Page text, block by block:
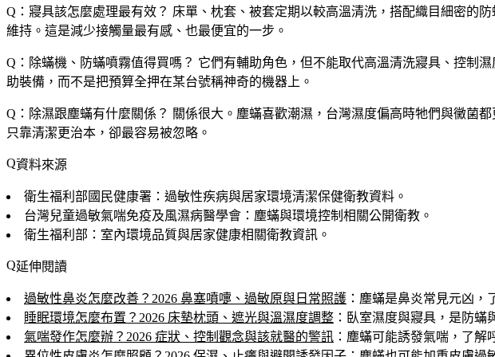
Q：寢具該怎麼處理最有效？ 床單、枕套、被套定期以較高溫清洗，搭配織目細密的
維持。這是減少接觸量最有感、也最便宜的一步。
Q：除蟎機、防蟎噴霧值得買嗎？ 它們有輔助角色，但不能取代高溫清洗寢具、控制
助裝備，而不是把預算全押在某台號稱神奇的機器上。
Q：除濕跟塵蟎有什麼關係？ 關係很大。塵蟎喜歡潮濕，台灣濕度偏高時牠們與黴菌
只靠清潔更治本，卻最容易被忽略。
資料來源
衛生福利部國民健康署：過敏性疾病與居家環境清潔保健衛教資料。
台灣兒童過敏氣喘免疫及風濕病醫學會：塵蟎與環境控制相關公開衛教。
衛生福利部：室內環境品質與居家健康相關衛教資訊。
延伸閱讀
過敏性鼻炎怎麼改善？2026 鼻塞噴嚏、過敏原與日常照護 ：塵蟎是鼻炎常見元凶，
睡眠環境怎麼布置？2026 床墊枕頭、遮光與溫濕度調整 ：臥室濕度與寢具，是防蟎
氣喘發作怎麼辦？2026 症狀、控制觀念與該就醫的警訊 ：塵蟎可能誘發氣喘，了解